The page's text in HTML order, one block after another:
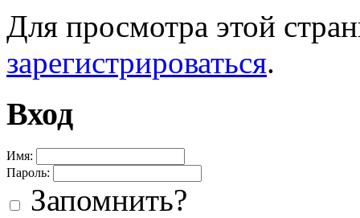
Для просмотра этой
зарегистрироваться.
Вход
Имя:
Пароль:
Запомнить?